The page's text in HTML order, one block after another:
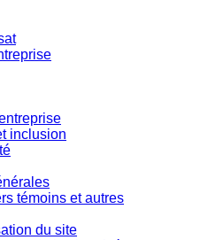
inclusion
témoins et autres
du site